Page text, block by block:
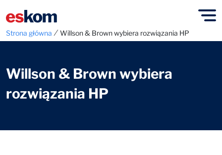
Strona główna ⁄Willson & Brown wybiera rozwiązania HP
Willson & Brown wybiera
rozwiązania HP